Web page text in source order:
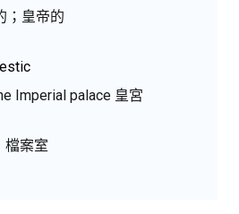
；皇帝的
Imperial palace 皇宮
檔案室